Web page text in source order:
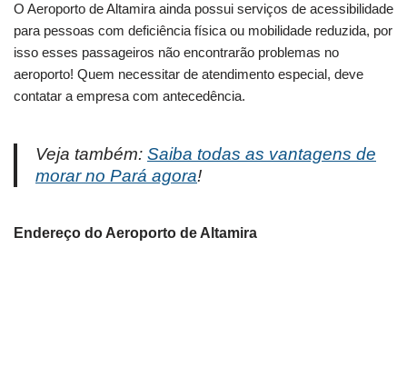
O Aeroporto de Altamira ainda possui serviços de acessibilidade
para pessoas com deficiência física ou mobilidade reduzida, por
isso esses passageiros não encontrarão problemas no
aeroporto! Quem necessitar de atendimento especial, deve
contatar a empresa com antecedência.
Veja também: Saiba todas as vantagens de
morar no Pará agora!
Endereço do Aeroporto de Altamira